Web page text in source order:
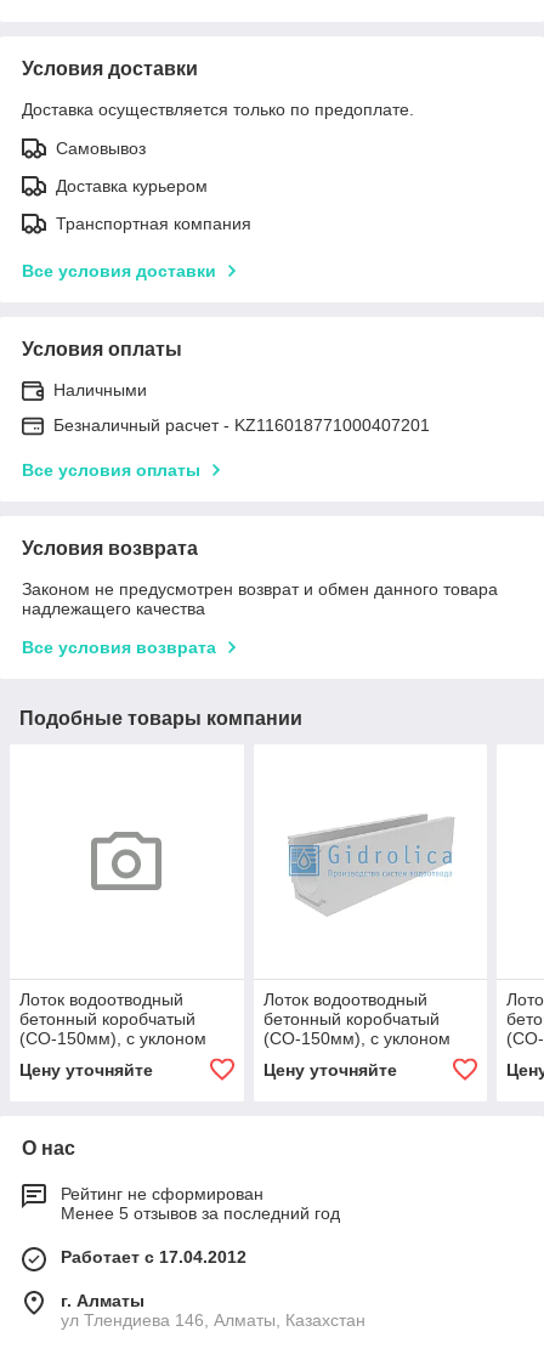
Условия доставки
Доставка осуществляется только по предоплате.
Самовывоз
Доставка курьером
Транспортная компания
Все условия доставки
Условия оплаты
Наличными
Безналичный расчет - KZ116018771000407201
Все условия оплаты
Условия возврата
Законом не предусмотрен возврат и обмен данного товара
надлежащего качества
Все условия возврата
Подобные товары компании
Лоток водоотводный
бетонный коробчатый
(СО-150мм), с уклоном
(15).36,5(30) - BGU, № 25
Цену уточняйте
Лоток водоотводный
бетонный коробчатый
(СО-150мм), с уклоном
(15).29,5(23)-BGU, № 11
Цену уточняйте
(СО-
О нас
Рейтинг не сформирован
Менее 5 отзывов за последний год
Работает с 17.04.2012
г. Алматы
ул Тлендиева 146, Алматы, Казахстан